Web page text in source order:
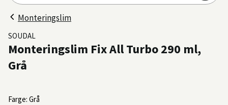
Monteringslim
SOUDAL
Monteringslim Fix All Turbo 290 ml,
Grå
Farge: Grå